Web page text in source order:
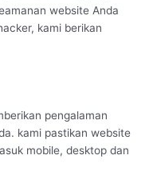
website Anda
kami berikan
pengalaman
kami pastikan website
mobile, desktop dan